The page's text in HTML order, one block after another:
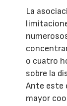
La
o cuatro
sobre la
Ante este
mayor